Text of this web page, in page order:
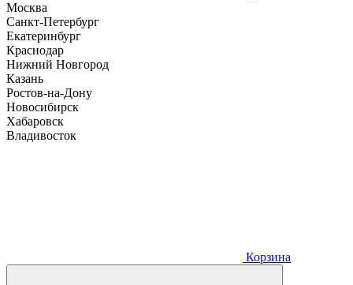
Москва
Санкт-Петербург
Екатеринбург
Краснодар
Нижний Новгород
Казань
Ростов-на-Дону
Новосибирск
Хабаровск
Владивосток
Корзина